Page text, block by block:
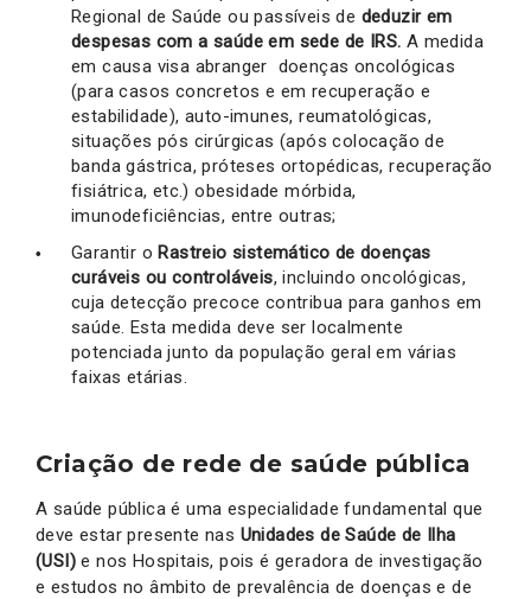
Regional de Saúde ou passíveis de deduzir em
despesas com a saúde em sede de IRS. A medida
em causa visa abranger doenças oncológicas
(para casos concretos e em recuperação e
estabilidade), auto-imunes, reumatológicas,
situações pós cirúrgicas (após colocação de
banda gástrica, próteses ortopédicas, recuperação
fisiátrica, etc.) obesidade mórbida,
imunodeficiências, entre outras;
Garantir o Rastreio sistemático de doenças
curáveis ou controláveis, incluindo oncológicas,
cuja detecção precoce contribua para ganhos em
saúde. Esta medida deve ser localmente
potenciada junto da população geral em várias
faixas etárias.
Criação de rede de saúde pública
A saúde pública é uma especialidade fundamental que
deve estar presente nas Unidades de Saúde de Ilha
(USI)e nos Hospitais, pois é geradora de investigação
e estudos no âmbito de prevalência de doenças e de